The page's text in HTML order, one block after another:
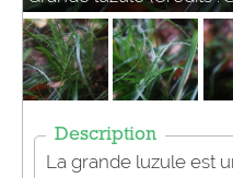
Description
La grande luzule est